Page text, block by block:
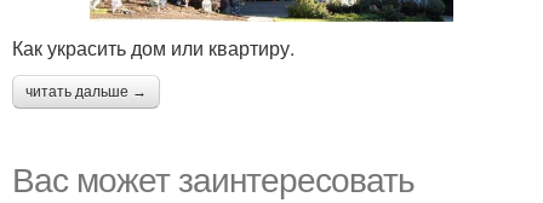
Как украсить дом или квартиру.
читать дальше →
Вас может заинтересовать